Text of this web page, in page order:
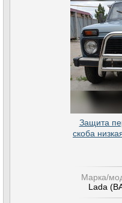
Защита
скоба
Марка/
Lada